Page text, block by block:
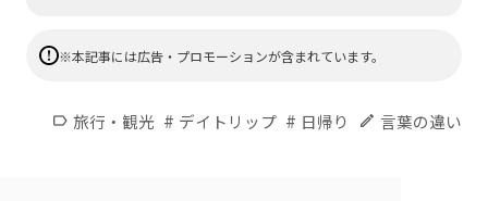
※本記事には広告・プロモーションが含まれています。
label 旅行・観光 # デイトリップ # 日帰り edit 言葉の違い